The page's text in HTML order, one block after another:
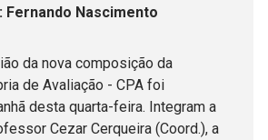
: Fernando Nascimento
da nova composição da
de Avaliação - CPA foi
desta quarta-feira. Integram a
Cezar Cerqueira (Coord.), a